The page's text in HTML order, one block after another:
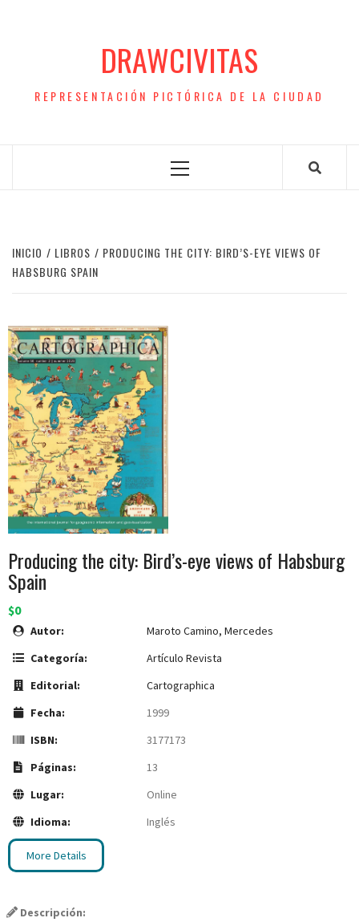
DRAWCIVITAS
REPRESENTACIÓN PICTÓRICA DE LA CIUDAD
Menú
INICIO LIBROS
PRODUCING THE CITY: BIRD’S-EYE VIEWS OF
HABSBURG SPAIN
Producing the city: Bird’s-eye views of Habsburg
Spain
$0
Autor:
Maroto Camino, Mercedes
Categoría:
Artículo Revista
Editorial:
Cartographica
Fecha:
1999
ISBN:
3177173
Páginas:
13
Lugar:
Online
Idioma:
Inglés
More Details
Descripción: